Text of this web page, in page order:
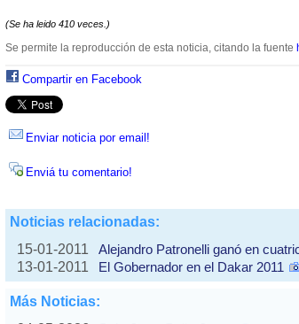
(Se ha leido 410 veces.)
Se permite la reproducción de esta noticia, citando la fuente
Compartir en Facebook
Enviar noticia por email!
Enviá tu comentario!
Noticias relacionadas:
15-01-2011
Alejandro Patronelli ganó en
13-01-2011
El Gobernador en el Dakar 2011
Más Noticias: